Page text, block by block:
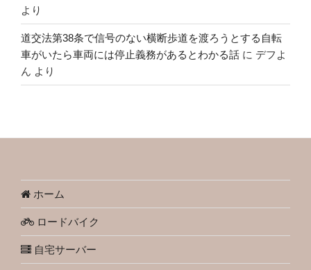
より
道交法第38条で信号のない横断歩道を渡ろうとする自転
車がいたら車両には停止義務があるとわかる話 に デフよ
ん より
ホーム
ロードバイク
自宅サーバー